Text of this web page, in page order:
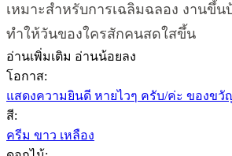
เหมาะสำหรับการเฉลิมฉลอง งานขึ้น
ทำให้วันของใครสักคนสดใสขึ้น
อ่านเพิ่มเติม อ่านน้อยลง
โอกาส:
แสดงความยินดี หายไวๆ ครับ/ค่ะ ของขวั
สี:
ครีม ขาว เหลือง